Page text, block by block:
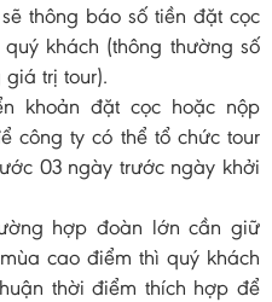
thông báo số tiền đặt cọc
khách (thông thường số
trị tour).
khoản đặt cọc hoặc nộp
công ty có thể tổ chức tour
03 ngày trước ngày khởi
hợp đoàn lớn cần giữ
cao điểm thì quý khách
thời điểm thích hợp để